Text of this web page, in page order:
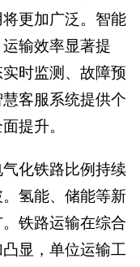
更加广泛。智能
输效率显著提
时监测、故障预
客服系统提供个
提升。
化铁路比例持续
氢能、储能等新
铁路运输在综合
显，单位运输工